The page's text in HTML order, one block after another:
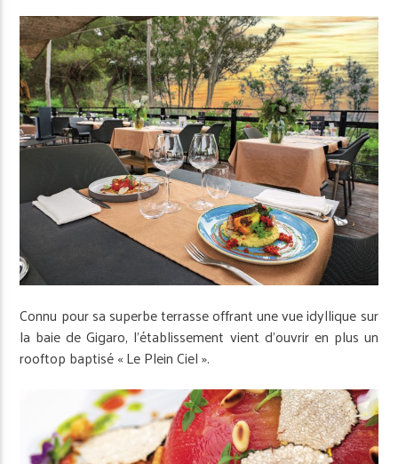
Connu pour sa superbe terrasse offrant une vue idyllique sur
la baie de Gigaro, l’établissement vient d’ouvrir en plus un
rooftop baptisé « Le Plein Ciel ».